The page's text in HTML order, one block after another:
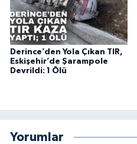
Derince’den Yola Çıkan TIR,
Eskişehir’de Şarampole
Devrildi: 1 Ölü
Yorumlar